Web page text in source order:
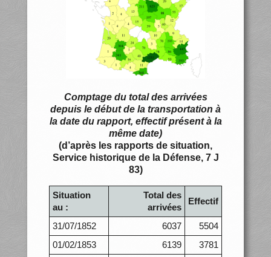
Comptage du total des arrivées
depuis le début de la transportation à
la date du rapport, effectif présent à la
même date)
(d’après les rapports de situation,
Service historique de la Défense, 7 J
83)
Situation
au :
Total des
arrivées
Effectif
31/07/1852 6037
5504
01/02/1853
6139
3781